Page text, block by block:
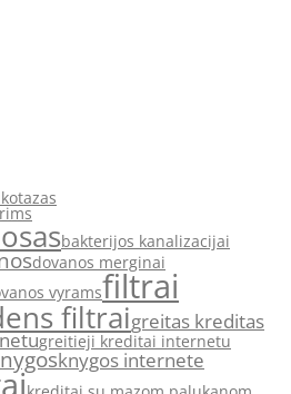
bakterijos kanalizacijai
dovanos merginai
vyramsfiltrai
filtraigreitas kreditas
greitieji kreditai internetu
knygos internete